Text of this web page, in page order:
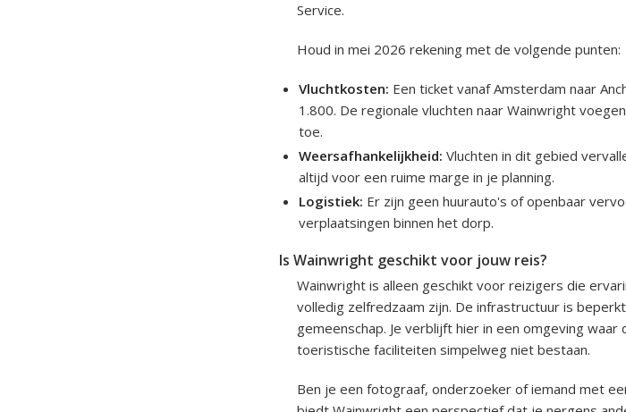
Service.
Houd in mei 2026 rekening met de volgende punten:
Vluchtkosten: Een ticket vanaf Amsterdam naar
1.800. De regionale vluchten naar Wainwright
toe.
Weersafhankelijkheid: Vluchten in dit gebied
altijd voor een ruime marge in je planning.
Logistiek: Er zijn geen huurauto's of openbaar
verplaatsingen binnen het dorp.
Is Wainwright geschikt voor jouw reis?
Wainwright is alleen geschikt voor reizigers die
volledig zelfredzaam zijn. De infrastructuur is
gemeenschap. Je verblijft hier in een omgeving
toeristische faciliteiten simpelweg niet bestaan.
Ben je een fotograaf, onderzoeker of iemand met